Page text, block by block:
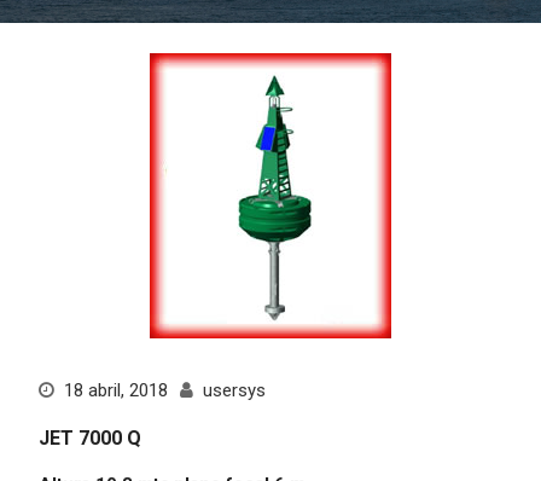
18 abril, 2018 usersys
JET 7000 Q